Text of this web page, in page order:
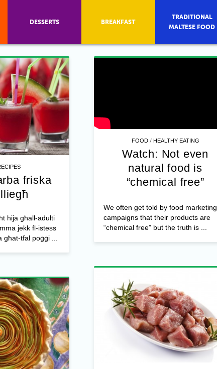
friska
hija għall-adulti
jekk fl-istess
għat-tfal poġġi ...
FOOD/ HEALTHY EATING
Watch: Not even
natural food is
“chemical free”
We often get told by food marketing
campaigns that their products are
“chemical free” but the truth is ...
DESSERTS BREAKFAST
TRADITIONAL
MALTESE FOOD